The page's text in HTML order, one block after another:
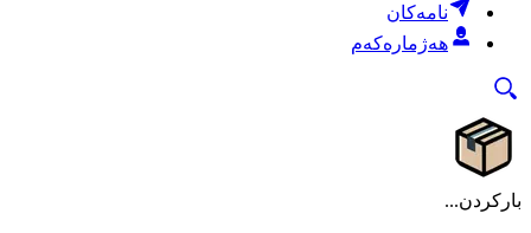
نامەکان
هەژمارەکەم
بارکردن...